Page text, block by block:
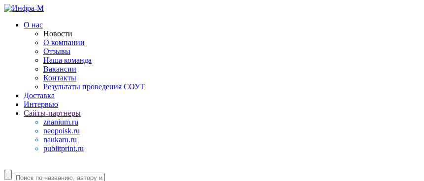
О нас
Новости
О компании
Отзывы
Наша команда
Вакансии
Контакты
Результаты проведения СОУТ
Доставка
Интервью
Сайты-партнеры
znanium.ru
neopoisk.ru
naukaru.ru
publitprint.ru